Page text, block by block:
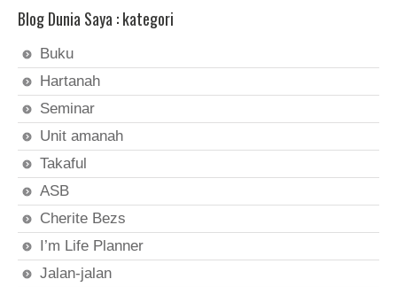
Blog Dunia Saya : kategori
Buku
Hartanah
Seminar
Unit amanah
Takaful
ASB
Cherite Bezs
I’m Life Planner
Jalan-jalan